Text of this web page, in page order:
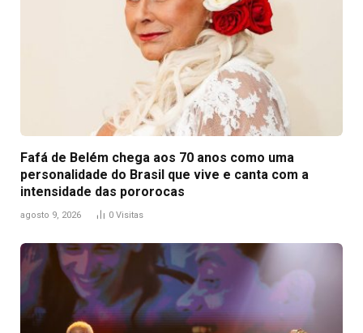
Fafá de Belém chega aos 70 anos como uma
personalidade do Brasil que vive e canta com a
intensidade das pororocas
agosto 9, 2026 0 Visitas